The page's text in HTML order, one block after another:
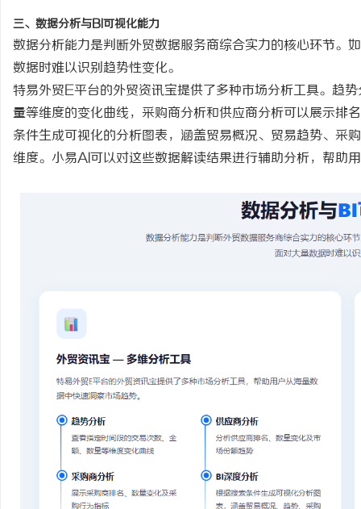
三、数据分析与BI可视化能力
数据分析能力是判断外贸数据服务商综合实力的核心环节。
数据时难以识别趋势性变化。
特易外贸E平台的外贸资讯宝提供了多种市场分析工具。趋
量等维度的变化曲线，采购商分析和供应商分析可以展示排
条件生成可视化的分析图表，涵盖贸易概况、贸易趋势、采
维度。小易AI可以对这些数据解读结果进行辅助分析，帮助